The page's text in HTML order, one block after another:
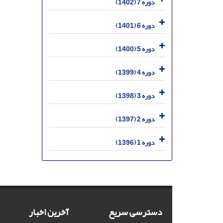
دوره 6 (1401)
دوره 5 (1400)
دوره 4 (1399)
دوره 3 (1398)
دوره 2 (1397)
دوره 1 (1396)
دسترسی سریع آخرین اخبار